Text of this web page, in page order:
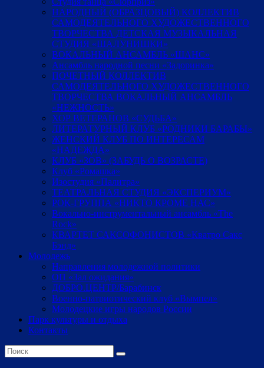
НАРОДНЫЙ (ОБРАЗЦОВЫЙ) КОЛЛЕКТИВ
САМОДЕЯТЕЛЬНОГО ХУДОЖЕСТВЕННОГО
ТВОРЧЕСТВА ДЕТСКАЯ МУЗЫКАЛЬНАЯ
СТУДИЯ «ШАЛУНИШКИ»
ВОКАЛЬНЫЙ АНСАМБЛЬ «ШАНС»
Ансамбль народной песни «Задоринка»
ПОЧЕТНЫЙ КОЛЛЕКТИВ
САМОДЕЯТЕЛЬНОГО ХУДОЖЕСТВЕННОГО
ТВОРЧЕСТВА ВОКАЛЬНЫЙ АНСАМБЛЬ
«НЕЖНОСТЬ»
ХОР ВЕТЕРАНОВ «СУДЬБА»
ЛИТЕРАТУРНЫЙ КЛУБ «РОДНИКИ БАРАБЫ»
ЖЕНСКИЙ КЛУБ ПО ИНТЕРЕСАМ
«НАДЕЖДА»
КЛУБ «ЗОВ» (ЗАБУДЬ О ВОЗРАСТЕ)
Клуб «Ромашка»
Изостудия «Палитра»
ТЕАТРАЛЬНАЯ СТУДИЯ «ЭКСПЕРИУМ»
РОК-ГРУППА «НИКТО КРОМЕ НАС»
Вокально-инструментальный ансамбль «The
Rock»
КВАРТЕТ САКСОФОНИСТОВ «Кватро Сакс
Бэнд»
Молодежь
Направления молодежной политики
ОП «Зал ожидания»
ДОБРО.ЦЕНТР/Барабинск
Военно-патриотический клуб «Вымпел»
Молодецкие игры народов России
Парк культуры и отдыха
Контакты